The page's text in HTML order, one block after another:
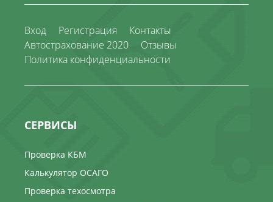
Вход Регистрация
Контакты
Автострахование 2020
Отзывы
Политика конфиденциальности
СЕРВИСЫ
Проверка КБМ
Калькулятор ОСАГО
Проверка техосмотра